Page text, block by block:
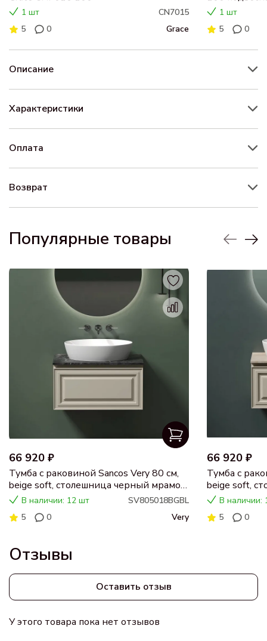
1 шт
CN7015
5
0 Grace
1 шт
5
0
Описание
Характеристики
Оплата
Возврат
Популярные товары
66 920 ₽
Тумба с раковиной Sancos Very 80 см,
beige soft, столешница черный мрамор,
раковина CN5018
В наличии: 12 шт
SV805018BGBL
5
0 Very
66 920 ₽
Тумба с
beige soft,
раковина
В наличии:
5
0
Отзывы
Оставить отзыв
У этого товара пока нет отзывов